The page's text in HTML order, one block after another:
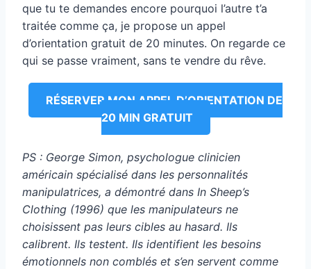
que tu te demandes encore pourquoi l’autre t’a
traitée comme ça, je propose un appel
d’orientation gratuit de 20 minutes. On regarde ce
qui se passe vraiment, sans te vendre du rêve.
RÉSERVER MON APPEL D’ORIENTATION DE
20 MIN GRATUIT
PS : George Simon, psychologue clinicien
américain spécialisé dans les personnalités
manipulatrices, a démontré dans In Sheep’s
Clothing (1996) que les manipulateurs ne
choisissent pas leurs cibles au hasard. Ils
calibrent. Ils testent. Ils identifient les besoins
émotionnels non comblés et s’en servent comme